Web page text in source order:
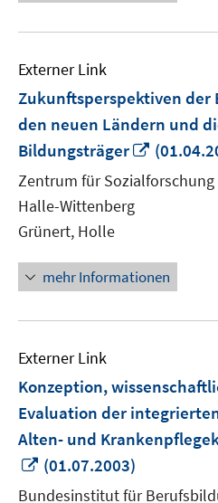
Externer Link
Zukunftsperspektiven der
den neuen Ländern und
Bildungsträger
In
neuem
Fenster
Zentrum für
Halle-Wittenberg
Grünert, Holle
mehr Informationen
Externer Link
Konzeption,
Evaluation der
Alten- und
In
neuem
(01.07.2003)
Bundesinstitut für